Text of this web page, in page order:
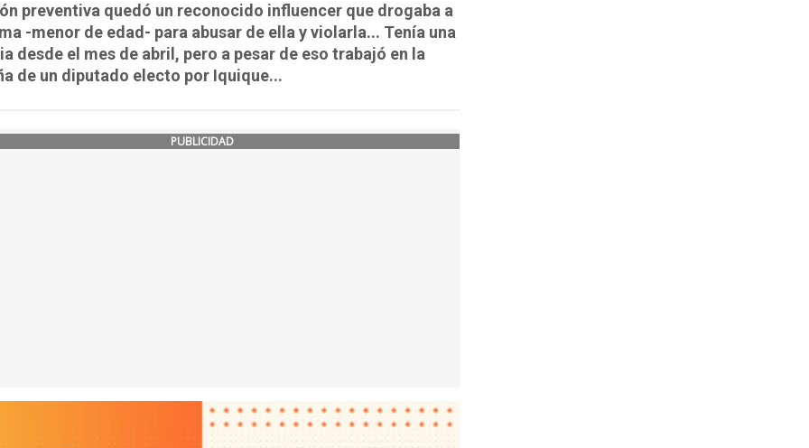
preventiva quedó un reconocido influencer que drogaba a
-menor de edad- para abusar de ella y violarla... Tenía una
desde el mes de abril, pero a pesar de eso trabajó en la
de un diputado electo por Iquique...
PUBLICIDAD